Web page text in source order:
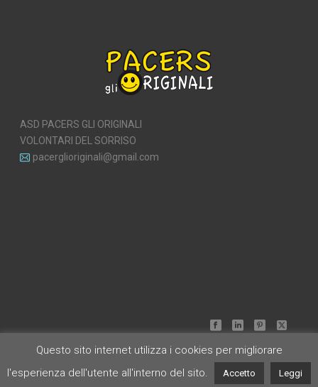
ASD PACERS GLI ORIGINALI
VOLONTARI DEL SORRISO
pacerglioriginali@gmail.com
Questo sito internet utilizza i cookies per migliorare
l'esperienza dell'utente all'interno del sito.
Accetto Leggi